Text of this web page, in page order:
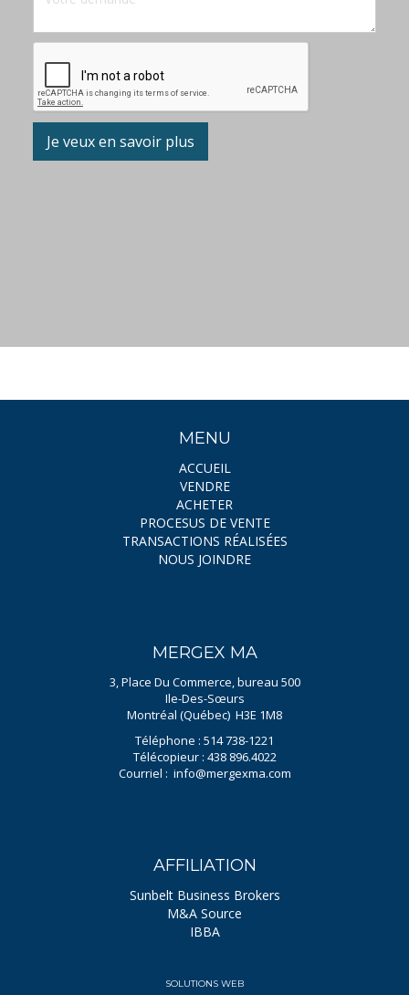
Je veux en savoir plus
MENU
ACCUEIL
VENDRE
ACHETER
PROCESUS DE VENTE
TRANSACTIONS RÉALISÉES
NOUS JOINDRE
MERGEX MA
3, Place Du Commerce, bureau 500
Ile-Des-Sœurs
Montréal (Québec) H3E 1M8
Téléphone : 514 738-1221
Télécopieur : 438 896.4022
Courriel : info@mergexma.com
AFFILIATION
Sunbelt Business Brokers
M&A Source
IBBA
SOLUTIONS WEB